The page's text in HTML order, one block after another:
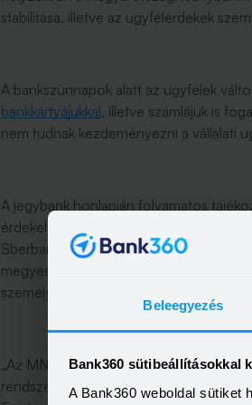
Beleegyezés
Bank360 sütibeállításokkal
A Bank360 weboldal sütiket
stabilitása, illetve az ügyfélérdekek
A bankszünnapok alatt az ügyfelek
bankkártyájukkal, illetve számlájuk is
nem tudnak kezdeményezni a vállalati
A jegybank honlapján folyamatos
érdekelt félnek a további tudnivalókról.
Sberbank Magyarország Zrt. mellett az
megyeszékhelyeken elérhető
személyesen is kaphatnak választ.
„Az MNB – törvényi
rendszer üzleti megbízhatósági